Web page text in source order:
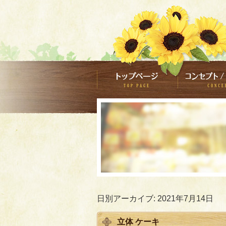
日別アーカイブ: 2021年7月14日
立体 ケーキ